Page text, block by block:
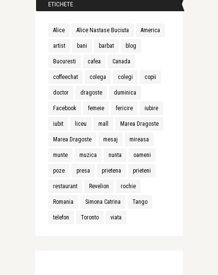
ETICHETE
Alice Alice Nastase Buciuta America
artist bani barbat blog
Bucuresti cafea Canada
coffeechat colega colegi copii
doctor dragoste duminica
Facebook femeie fericire iubire
iubit liceu mall Marea Dragoste
Marea Dragoste mesaj mireasa
munte muzica nunta oameni
poze presa prietena prieteni
restaurant Revelion rochie
Romania Simona Catrina Tango
telefon Toronto viata